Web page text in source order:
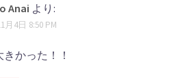
Anai より:
月4日 8:50 PM
かった！！